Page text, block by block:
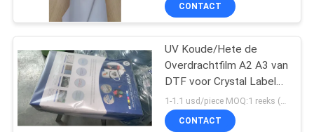
Multikleuren
Vinylstickers
CONTACT
UV Koude/Hete de
Overdrachtfilm A2 A3 van
DTF voor Crystal Label
Printing
CONTACT